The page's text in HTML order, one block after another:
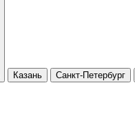
Казань Санкт-Петербург